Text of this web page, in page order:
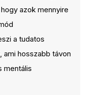
azok mennyire
a tudatos
ami hosszabb távon
mentális